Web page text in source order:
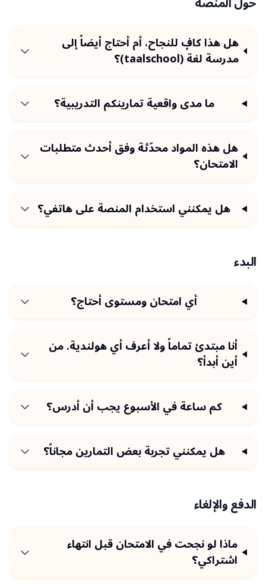
هل هذا كافٍ للنجاح، أم أحتاج أيضاً إلى
مدرسة لغة (taalschool)؟
ما مدى واقعية تمارينكم التدريبية؟
هل هذه المواد محدّثة وفق أحدث متطلبات
الامتحان؟
هل يمكنني استخدام المنصة على هاتفي؟
البدء
أي امتحان ومستوى أحتاج؟
أنا مبتدئ تماماً ولا أعرف أي هولندية. من
أين أبدأ؟
كم ساعة في الأسبوع يجب أن أدرس؟
هل يمكنني تجربة بعض التمارين مجاناً؟
الدفع والإلغاء
ماذا لو نجحت في الامتحان قبل انتهاء
اشتراكي؟